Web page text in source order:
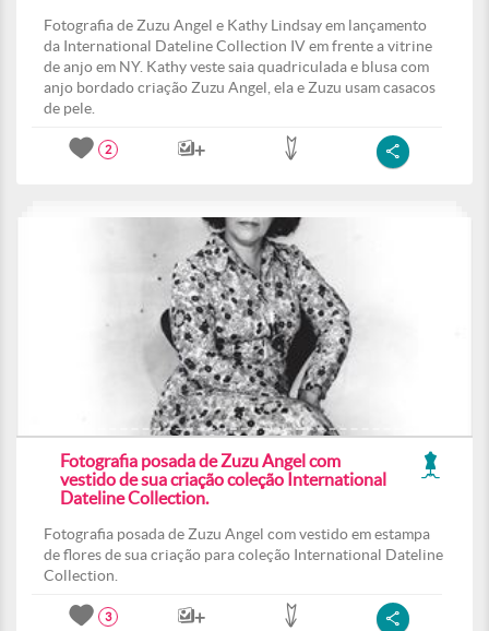
Fotografia de Zuzu Angel e Kathy Lindsay em lançamento
da International Dateline Collection IV em frente a vitrine
de anjo em NY. Kathy veste saia quadriculada e blusa com
anjo bordado criação Zuzu Angel, ela e Zuzu usam casacos
de pele.
2
Fotografia posada de Zuzu Angel com
vestido de sua criação coleção International
Dateline Collection.
Fotografia posada de Zuzu Angel com vestido em estampa
de flores de sua criação para coleção International Dateline
Collection.
3